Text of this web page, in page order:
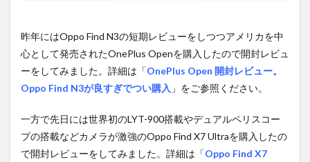
昨年にはOppo Find N3の短期レビューをしつつアメリカを中
心として発売されたOnePlus Openを購入したので開封レビュ
ーをしてみました。詳細は「OnePlus Open 開封レビュー。
Oppo Find N3が良すぎでつい購入 」をご参照ください。
一方で先日には世界初のLYT-900搭載やデュアルペリスコー
プの搭載などカメラが激強のOppo Find X7 Ultraを購入したの
で開封レビューをしてみました。詳細は「Oppo Find X7